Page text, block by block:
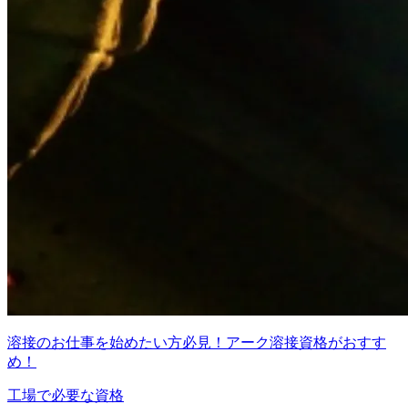
溶接のお仕事を始めたい方必見！アーク溶接資格がおすす
め！
工場で必要な資格